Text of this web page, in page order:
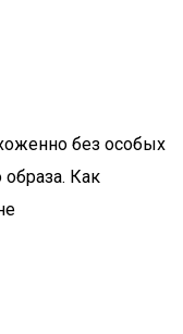
без особых
образа. Как